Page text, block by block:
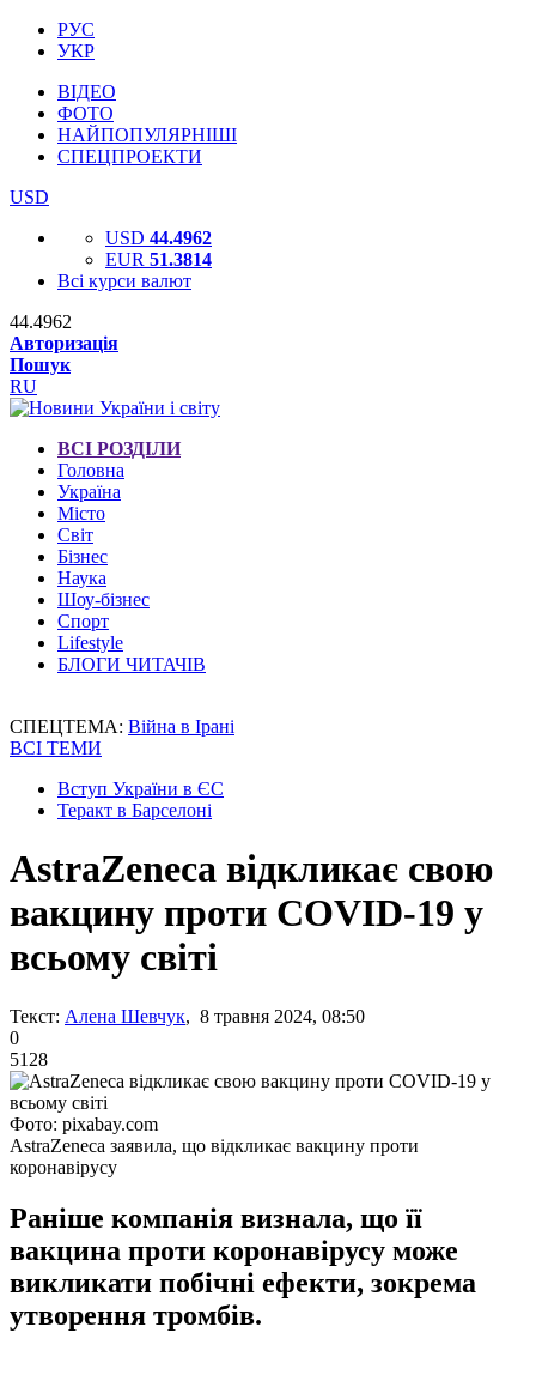
РУС
УКР
ВІДЕО
ФОТО
НАЙПОПУЛЯРНІШІ
СПЕЦПРОЕКТИ
USD
USD 44.4962
EUR 51.3814
Всі курси валют
44.4962
Авторизація
Пошук
RU
ВСІ РОЗДІЛИ
Головна
Україна
Місто
Світ
Бізнес
Наука
Шоу-бізнес
Спорт
Lifestyle
БЛОГИ ЧИТАЧІВ
СПЕЦТЕМА: Війна в Ірані
ВСІ ТЕМИ
Вступ України в ЄС
Теракт в Барселоні
AstraZeneca відкликає свою
вакцину проти COVID-19 у
всьому світі
Текст: Алена Шевчук, 8 травня 2024, 08:50
0
5128
Фото: pixabay.com
AstraZeneca заявила, що відкликає вакцину проти
коронавірусу
Раніше компанія визнала, що її
вакцина проти коронавірусу може
викликати побічні ефекти, зокрема
утворення тромбів.